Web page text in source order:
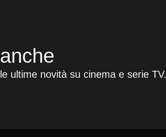
ultime novità su cinema e serie TV.